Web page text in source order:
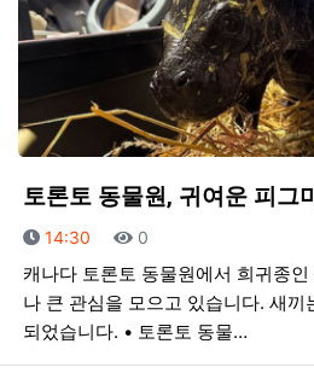
토론토 동물원, 귀여운 피그
등록일
14:30 조회
0
캐나다 토론토 동물원에서 희귀종
나 큰 관심을 모으고 있습니다. 새끼
되었습니다. • 토론토 동물…